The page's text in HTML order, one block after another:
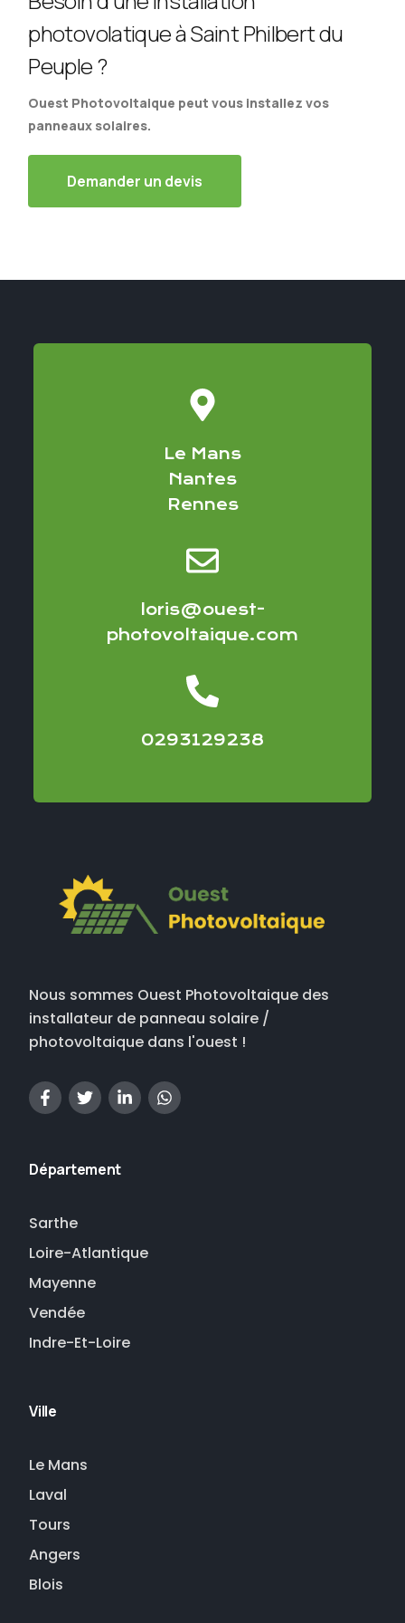
photovolatique à Saint Philbert du
Peuple ?
Ouest Photovoltaique peut vous installez vos
panneaux solaires.
Demander un devis
Le Mans
Nantes
Rennes
loris@ouest-
photovoltaique.com
0293129238
Nous sommes Ouest Photovoltaique des
installateur de panneau solaire /
photovoltaique dans l'ouest !
Département
Sarthe
Loire-Atlantique
Mayenne
Vendée
Indre-Et-Loire
Ville
Le Mans
Laval
Tours
Angers
Blois